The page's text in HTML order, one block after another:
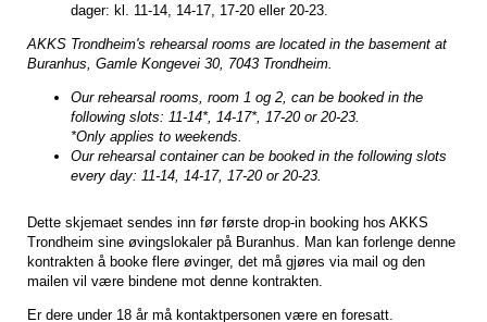
dager: kl. 11-14, 14-17, 17-20 eller 20-23.
AKKS Trondheim's rehearsal rooms are located in the basement at
Buranhus, Gamle Kongevei 30, 7043 Trondheim.
Our rehearsal rooms, room 1 og 2, can be booked in the
following slots: 11-14*, 14-17*, 17-20 or 20-23.
*Only applies to weekends.
Our rehearsal container can be booked in the following slots
every day: 11-14, 14-17, 17-20 or 20-23.
Dette skjemaet sendes inn før første drop-in booking hos AKKS
Trondheim sine øvingslokaler på Buranhus. Man kan forlenge denne
kontrakten å booke flere øvinger, det må gjøres via mail og den
mailen vil være bindene mot denne kontrakten.
Er dere under 18 år må kontaktpersonen være en foresatt.